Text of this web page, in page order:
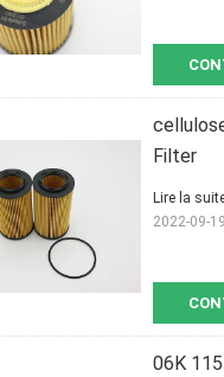
Filter
Lire la
2022-09-
06K